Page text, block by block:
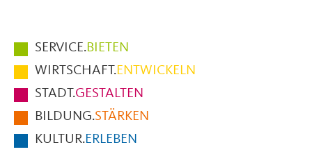
Hauptmenüpunkte
im
Fußbereich
der
Seite
SERVICE.BIETEN
WIRTSCHAFT.ENTWICKELN
STADT.GESTALTEN
BILDUNG.STÄRKEN
KULTUR.ERLEBEN